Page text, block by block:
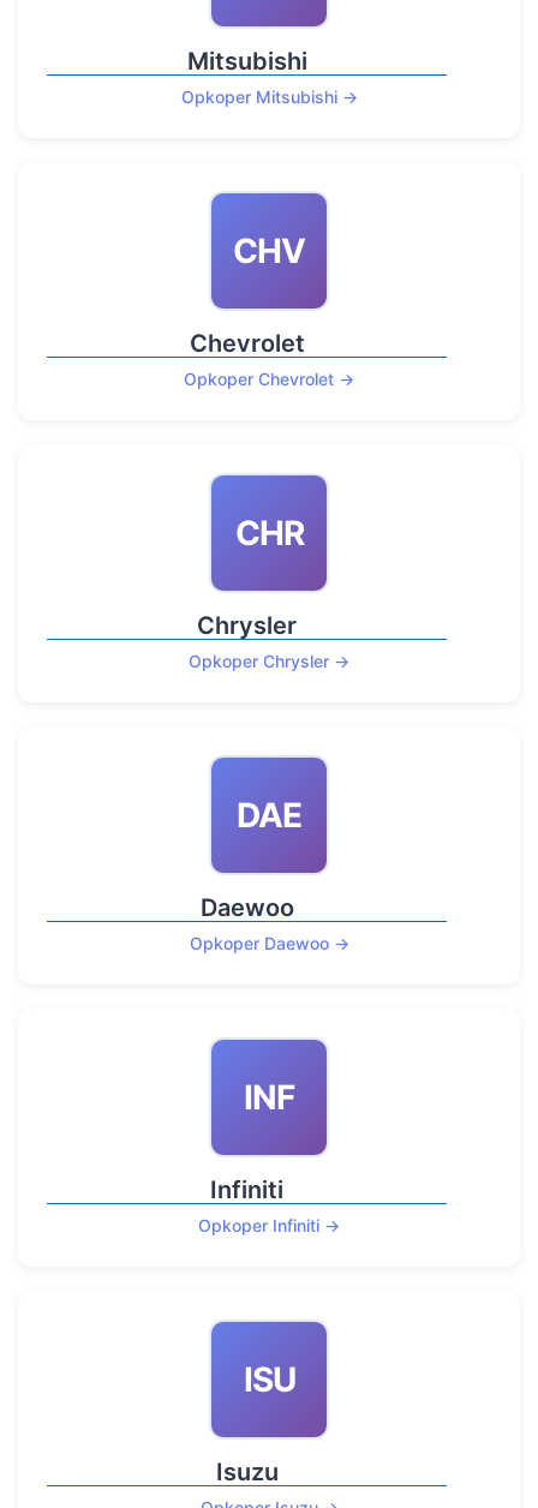
Mitsubishi
Opkoper Mitsubishi →
CHV
Chevrolet
Opkoper Chevrolet →
CHR
Chrysler
Opkoper Chrysler →
DAE
Daewoo
Opkoper Daewoo →
INF
Infiniti
Opkoper Infiniti →
ISU
Isuzu